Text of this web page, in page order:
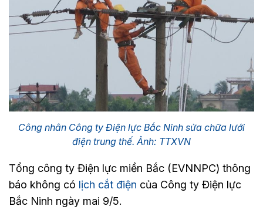
Công nhân Công ty Điện lực Bắc Ninh sửa chữa lưới
điện trung thế. Ảnh: TTXVN
Tổng công ty Điện lực miền Bắc (EVNNPC) thông
báo không có lịch cắt điện của Công ty Điện lực
Bắc Ninh ngày mai 9/5.